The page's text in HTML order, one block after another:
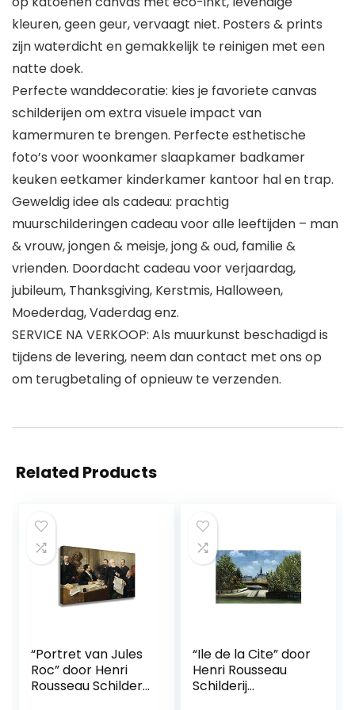
kleuren, geen geur, vervaagt niet. Posters & prints
zijn waterdicht en gemakkelijk te reinigen met een
natte doek.
Perfecte wanddecoratie: kies je favoriete canvas
schilderijen om extra visuele impact van
kamermuren te brengen. Perfecte esthetische
foto’s voor woonkamer slaapkamer badkamer
keuken eetkamer kinderkamer kantoor hal en trap.
Geweldig idee als cadeau: prachtig
muurschilderingen cadeau voor alle leeftijden – man
& vrouw, jongen & meisje, jong & oud, familie &
vrienden. Doordacht cadeau voor verjaardag,
jubileum, Thanksgiving, Kerstmis, Halloween,
Moederdag, Vaderdag enz.
SERVICE NA VERKOOP: Als muurkunst beschadigd is
tijdens de levering, neem dan contact met ons op
om terugbetaling of opnieuw te verzenden.
Related Products
“Portret van Jules
Roc” door Henri
Rousseau Schilderij
“Ile de la Cite” door
Henri Rousseau
Schilderij